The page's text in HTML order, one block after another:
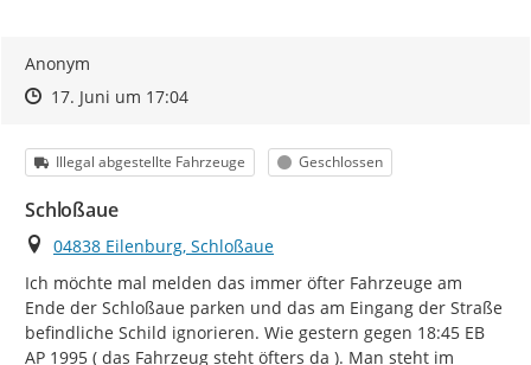
Anonym
Zeitpunkt des Erstellens
Zeitpunkt des Erstellens
17. Juni um 17:04Zur Äußerung
Kategorie
Illegal abgestellte Fahrzeuge Status
Geschlossen
Schloßaue
Ort
04838 Eilenburg, Schloßaue
Ich möchte mal melden das immer öfter Fahrzeuge am
Ende der Schloßaue parken und das am Eingang der Straße
befindliche Schild ignorieren. Wie gestern gegen 18:45 EB
AP 1995 ( das Fahrzeug steht öfters da ). Man steht im